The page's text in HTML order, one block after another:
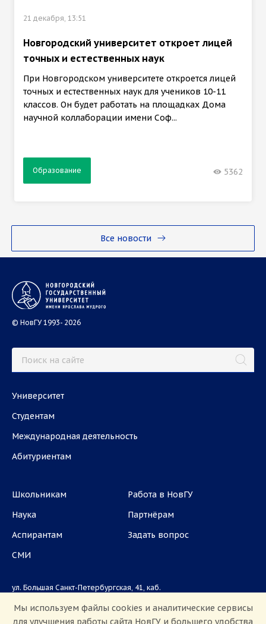
Все новости
21 декабря, 13:51
Новгородский университет откроет лицей
точных и естественных наук
При Новгородском университете откроется лицей
точных и естественных наук для учеников 10-11
классов. Он будет работать на площадках Дома
научной коллаборации имени Соф...
Образование 5362
© НовГУ 1993- 2026
Университет
Студентам
Международная деятельность
Абитуриентам
Школьникам
Наука
Аспирантам
СМИ
Работа в НовГУ
Партнёрам
Задать вопрос
ул. Большая Санкт-Петербургская, 41, каб.
Приемная комиссия: +7(8162)33-20-44
Мы используем файлы cookies и аналитические сервисы
для улучшения работы сайта НовГУ и большего удобства